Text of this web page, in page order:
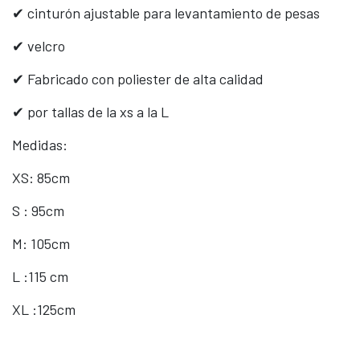
✔ cinturón ajustable para levantamiento de pesas
✔ velcro
✔ Fabricado con poliester de alta calidad
✔ por tallas de la xs a la L
Medidas:
XS: 85cm
S : 95cm
M: 105cm
L :115 cm
XL :125cm